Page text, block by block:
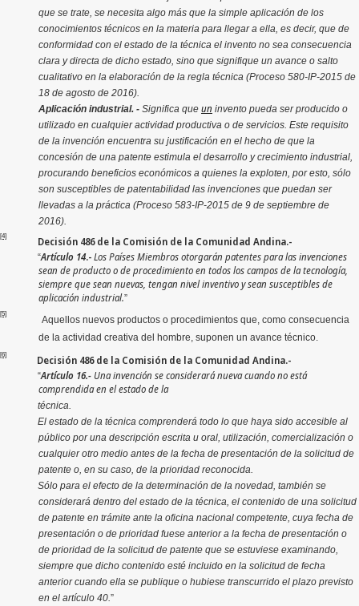
que se trate, se necesita algo más que la simple aplicación de los
conocimientos técnicos en la materia para llegar a ella, es decir, que de
conformidad con el estado de la técnica el invento no sea consecuencia
clara y directa de dicho estado, sino que signifique un avance o salto
cualitativo en la elaboración de la regla técnica (Proceso 580-IP-2015 de
18 de agosto de 2016).
Aplicación industrial. - Significa que un invento pueda ser producido o
utilizado en cualquier actividad productiva o de servicios Este requisito
de la invención encuentra su justificación en el hecho de que la
concesión de una patente estimula el desarrollo y crecimiento industrial,
procurando beneficios económicos a quienes la exploten, por esto, sólo
son susceptibles de patentabilidad las invenciones que puedan ser
llevadas a la práctica (Proceso 583-IP-2015 de 9 de septiembre de
2016).
[4] Decisión 486 de la Comisión de la Comunidad Andina.-
“Artículo 14.-Los Países Miembros otorgarán patentes para las invenciones
sean de producto o de procedimiento en todos los campos de la tecnología,
siempre que sean nuevas, tengan nivel inventivo y sean susceptibles de
aplicación industrial.”
[5]
Aquellos nuevos productos o procedimientos que, como consecuencia
de la actividad creativa del hombre, suponen un avance técnico.
[6] Decisión 486 de la Comisión de la Comunidad Andina.-
“Artículo 16.- Una invención se considerará nueva cuando no está
comprendida en el estado de la
técnica.
El estado de la técnica comprenderá todo lo que haya sido accesible al
público por una descripción escrita u oral, utilización, comercialización o
cualquier otro medio antes de la fecha de presentación de la solicitud de
patente o, en su caso, de la prioridad reconocida.
Sólo para el efecto de la determinación de la novedad, también se
considerará dentro del estado de la técnica, el contenido de una solicitud
de patente en trámite ante la oficina nacional competente, cuya fecha de
presentación o de prioridad fuese anterior a la fecha de presentación o
de prioridad de la solicitud de patente que se estuviese examinando,
siempre que dicho contenido esté incluido en la solicitud de fecha
anterior cuando ella se publique o hubiese transcurrido el plazo previsto
en el artículo 40.”